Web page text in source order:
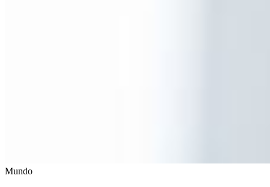
Mundo